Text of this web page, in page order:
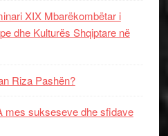
XIX Mbarëkombëtar i
dhe Kulturës Shqiptare në
Riza Pashën?
mes sukseseve dhe sfidave